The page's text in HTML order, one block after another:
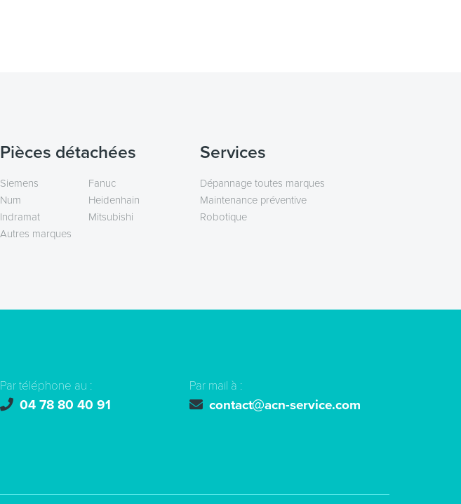
Pièces détachées
Siemens
Num
Indramat
Autres marques
Fanuc
Heidenhain
Mitsubishi
Services
Dépannage toutes marques
Maintenance préventive
Robotique
Par téléphone au :
04 78 80 40 91
Par mail à :
contact acn-service.com